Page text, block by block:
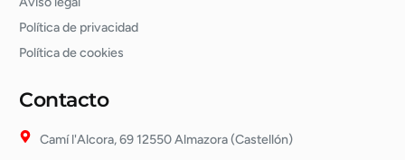
Política de privacidad
Política de cookies
Contacto
Camí l'Alcora, 69 12550 Almazora (Castellón)